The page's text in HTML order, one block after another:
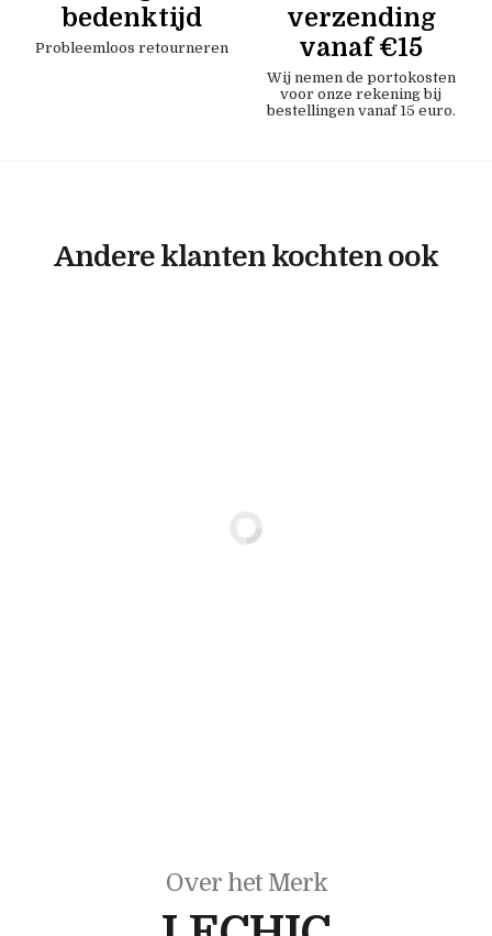
bedenktijd
Probleemloos retourneren
verzending
vanaf €15
Wij nemen de portokosten
voor onze rekening bij
bestellingen vanaf 15 euro.
Andere klanten kochten ook
Over het Merk